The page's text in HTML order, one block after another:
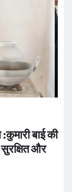
बाई की
और